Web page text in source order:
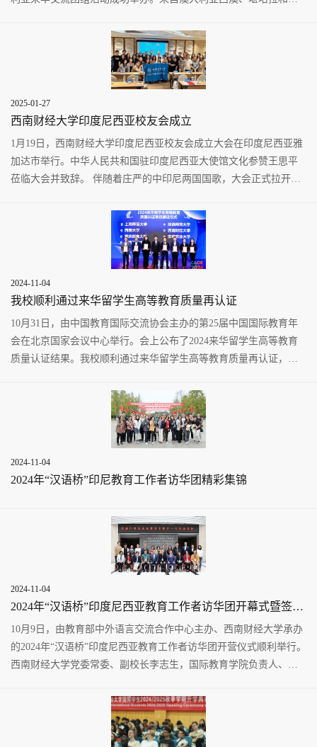
2025-01-27
西南财经大学印度尼西亚校友会成立
1月19日，西南财经大学印度尼西亚校友会成立大会在印度尼西亚雅
加达市举行。中华人民共和国驻印度尼西亚大使馆文化参赞王思平
莅临大会并致辞。 伴随着庄严的中印尼两国国歌，大会正式拉开帷
2024-11-04
我校顺利通过来华留学生高等教育质量再认证
10月31日，由中国教育国际交流协会主办的第25届中国国际教育年
会在北京国家会议中心举行。会上公布了2024来华留学生高等教育
质量认证结果。我校顺利通过来华留学生高等教育质量再认证，国
2024-11-04
2024年“汉语桥”印尼教育工作者访华团精彩集锦
2024-11-04
2024年“汉语桥”印度尼西亚教育工作者访华团开幕式暨签约授牌仪式顺利举行
10月9日，由教育部中外语言交流合作中心主办、西南财经大学承办
的2024年“汉语桥”印度尼西亚教育工作者访华团开营仪式顺利举行。
西南财经大学党委常委、副校长李志生，国际教育学院负责人、项